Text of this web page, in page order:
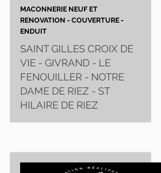
MACONNERIE NEUF ET
RENOVATION - COUVERTURE -
ENDUIT
SAINT GILLES CROIX DE
VIE - GIVRAND - LE
FENOUILLER - NOTRE
DAME DE RIEZ - ST
HILAIRE DE RIEZ